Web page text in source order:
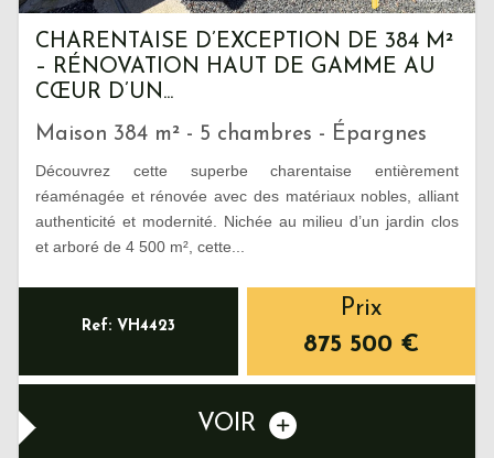
CHARENTAISE D’EXCEPTION DE 384 M²
– RÉNOVATION HAUT DE GAMME AU
CŒUR D’UN...
Maison 384 m² - 5 chambres - Épargnes
Découvrez cette superbe charentaise entièrement
réaménagée et rénovée avec des matériaux nobles, alliant
authenticité et modernité. Nichée au milieu d’un jardin clos
et arboré de 4 500 m², cette...
Ref: VH4423
Prix
875 500 €
VOIR